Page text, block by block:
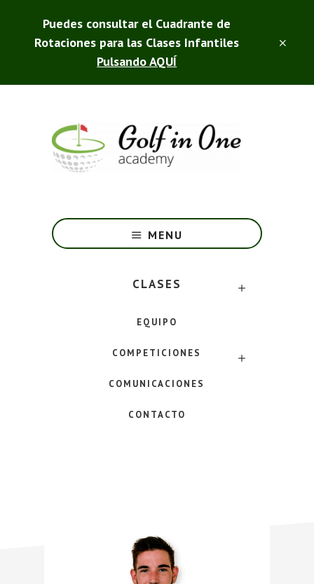
contenido
Puedes consultar el Cuadrante de
Rotaciones para las Clases Infantiles
Pulsando AQUÍ
One
-
Club
MENU
CLASES
EQUIPO
COMPETICIONES
COMUNICACIONES
CONTACTO